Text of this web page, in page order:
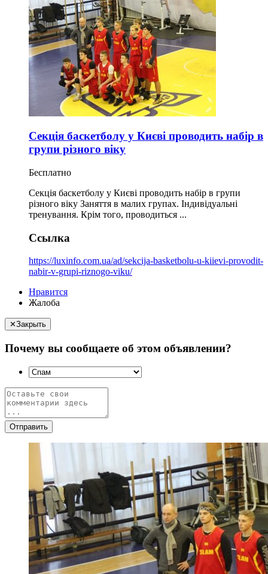
Секція баскетболу у Києві проводить набір в
групи різного віку
Бесплатно
Секція баскетболу у Києві проводить набір в групи
різного віку Заняття в малих групах. Індивідуальні
тренування. Крім того, проводиться ...
Ссылка
https://luxinfo.com.ua/ad/sekcija-basketbolu-u-kiievi-provodit-
nabir-v-grupi-riznogo-viku/
Нравится
Жалоба
✕Закрыть
Почему вы сообщаете об этом объявлении?
Отправить